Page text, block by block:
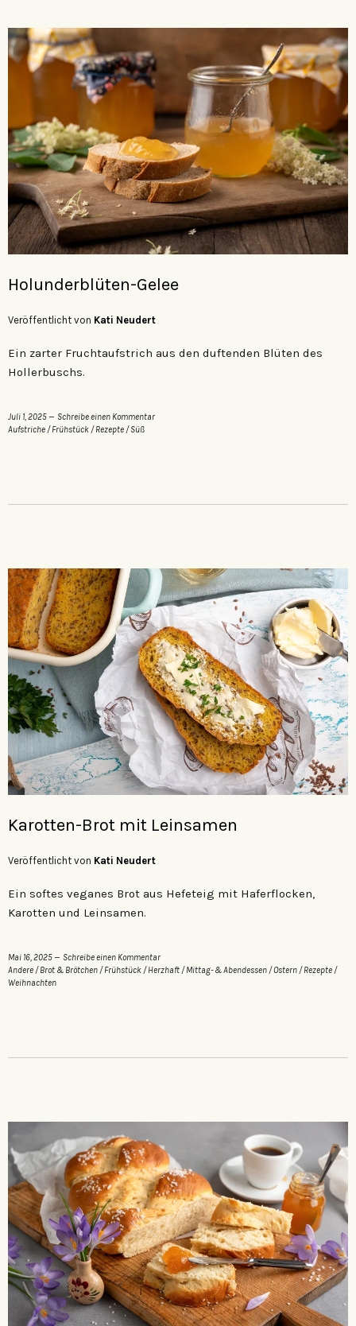
Holunderblüten-Gelee
Veröffentlicht von Kati Neudert
Ein zarter Fruchtaufstrich aus den duftenden Blüten des
Hollerbuschs.
Juli 1, 2025
Schreibe einen Kommentar
Aufstriche / Frühstück / Rezepte / Süß
Karotten-Brot mit Leinsamen
Veröffentlicht von Kati Neudert
Ein softes veganes Brot aus Hefeteig mit Haferflocken,
Karotten und Leinsamen.
Mai 16, 2025
Schreibe einen Kommentar
Andere /Brot & Brötchen /Frühstück /Herzhaft /Mittag- & Abendessen /Ostern /Rezepte /
Weihnachten